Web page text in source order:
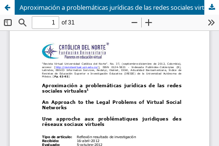
Aproximación a problemáticas jurídicas de las redes sociales virtuales